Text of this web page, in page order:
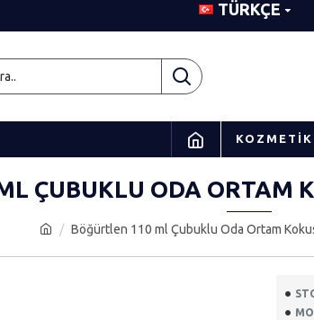
TÜRKÇE
KOZMETIK
Böğürtlen 110 ml Çubuklu Oda Ortam
ÇUBUKLU ODA ORTAM